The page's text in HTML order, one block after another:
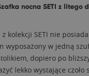
nocna SETI z litego
z kolekcji SETI nie
wyposażony w jedną
dopiero po
lekko wystające czoło